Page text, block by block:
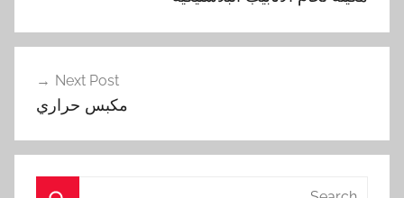
Next Post
مكبس حراري
Search